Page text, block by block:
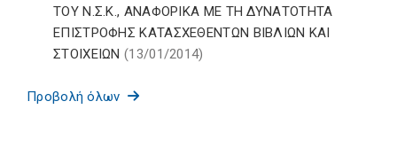
ΤΟΥ Ν.Σ.Κ., ΑΝΑΦΟΡΙΚΑ ΜΕ ΤΗ ΔΥΝΑΤΟΤΗΤΑ
ΕΠΙΣΤΡΟΦΗΣ ΚΑΤΑΣΧΕΘΕΝΤΩΝ ΒΙΒΛΙΩΝ ΚΑΙ
ΣΤΟΙΧΕΙΩΝ(13/01/2014)
Προβολή όλων